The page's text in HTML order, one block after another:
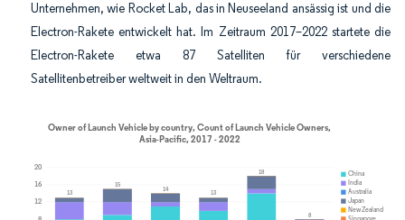
Unternehmen, wie Rocket Lab, das in Neuseeland ansässig ist und die
Electron-Rakete entwickelt hat. Im Zeitraum 2017–2022 startete die
Electron-Rakete etwa 87 Satelliten für verschiedene
Satellitenbetreiber weltweit in den Weltraum.